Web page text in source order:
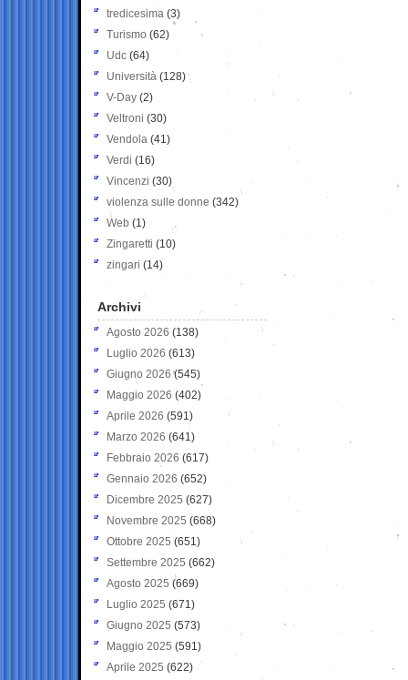
tredicesima (3)
Turismo (62)
Udc (64)
Università (128)
V-Day (2)
Veltroni (30)
Vendola (41)
Verdi (16)
Vincenzi (30)
violenza sulle donne (342)
Web (1)
Zingaretti (10)
zingari (14)
Archivi
Agosto 2026 (138)
Luglio 2026 (613)
Giugno 2026 (545)
Maggio 2026 (402)
Aprile 2026 (591)
Marzo 2026 (641)
Febbraio 2026 (617)
Gennaio 2026 (652)
Dicembre 2025 (627)
Novembre 2025 (668)
Ottobre 2025 (651)
Settembre 2025 (662)
Agosto 2025 (669)
Luglio 2025 (671)
Giugno 2025 (573)
Maggio 2025 (591)
Aprile 2025 (622)